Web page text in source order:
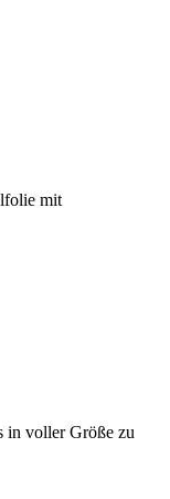
mit
in voller Größe zu